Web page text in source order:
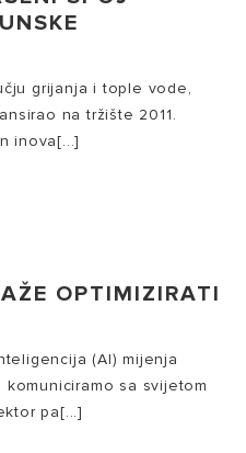
grijanja i tople vode,
na tržište 2011.
inova[...]
OPTIMIZIRATI
(AI) mijenja
sa svijetom
pa[...]